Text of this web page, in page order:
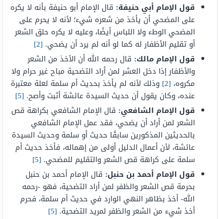
قول الإمام أبي حنيفة: قال الإمام أبو حنيفة بأنه لا يكره
على المضحي أن يأخذ من شعره شيء؛ لأنه لا يحرم على
المضحي الوطء ولا اللباس أيضًا، وعليه لا يكره حلق الشعر
أو تقليم الأظفار له كما لو أنه لم يرد أن يضحي. [2]
قول الإمام مالك: قال رحمه الله أن الأخذ من الشعر
والأظفار إذا دخل العشر لمن أراد التضحية مباح غير حرام ولا
مكروه، [2]
وذلك لأنه لم يأخذ بحديث أم سلمة لعلة معتبرة
عنده، وكان يقول أن حديث السيدة عائشة أثبت وأصح. [5]
قول الإمام الشافعي: قال الإمام الشافعي بكراهة قص
الشعر لمن أراد أن يضحي، فقد عمل الإمام الشافعي
بالحديثين المذكورين سابقًا حديث أو سلمة وحديث السيدة
عائشة، لأن أعمال الدليل أولى من إهماله، فأخذ حديث أم
سلمة على كراهة قص الشعر والتقليم للمضحي. [5]
قول الإمام أحمد بن حنبل: قال الإمام أحمد بن حنبل
بحرمة قص الشعر والظفر لمن أراد التضحية، فهو -رحمه
الله- أخذ بظاهر النهي الوارد في حديث أم سلمة، فحرم
أخذ شيء من الشعر والظفر لمريد التضحية. [5]